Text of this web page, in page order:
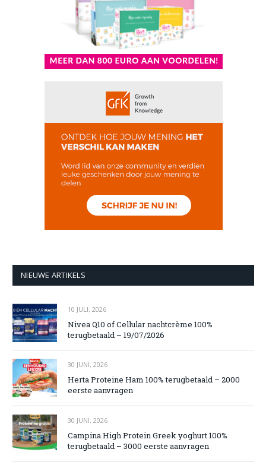
NIEUWE ARTIKELS
10 JULI, 2026
Nivea Q10 of Cellular nachtcrème 100%
terugbetaald – 19/07/2026
30 JUNI, 2026
Herta Proteine Ham 100% terugbetaald – 2000
eerste aanvragen
30 JUNI, 2026
Campina High Protein Greek yoghurt 100%
terugbetaald – 3000 eerste aanvragen